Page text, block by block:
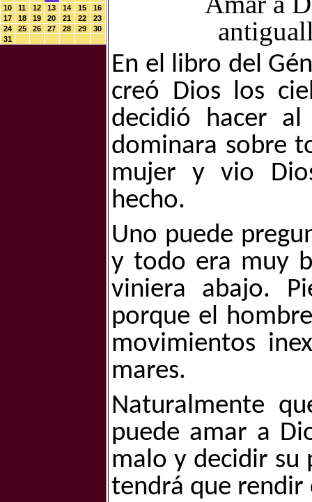
10
11 12 13 14 15
16
17
18 19 20 21 22
23
24
25 26 27 28 29
30
31
En el libro del
creó Dios los
decidió hacer
dominara sobre
mujer y vio
hecho.
Uno puede
y todo era muy
viniera abajo.
porque el
movimientos
mares.
Naturalmente
puede amar a
malo y decidir su
tendrá que rendir